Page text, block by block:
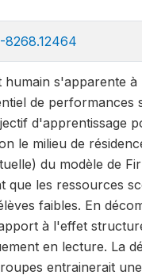
8268.12464
humain s'apparente
de
d'apprentissage
le milieu de
du modèle de
que les ressources
faibles. En
à l'effet
en lecture. La
entrainerait